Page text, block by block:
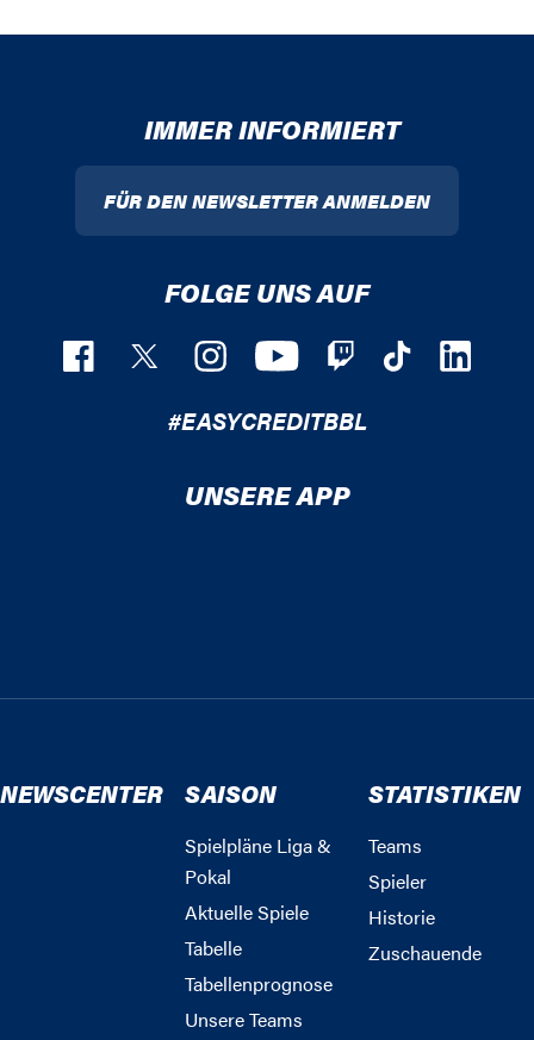
IMMER INFORMIERT
FÜR DEN NEWSLETTER ANMELDEN
FOLGE UNS AUF
#EASYCREDITBBL
UNSERE APP
NEWSCENTER SAISON
Spielpläne Liga &
Pokal
Aktuelle Spiele
Tabelle
Tabellenprognose
Unsere Teams
STATISTIKEN
Teams
Spieler
Historie
Zuschauende